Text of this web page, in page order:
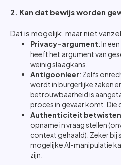
2. Kan dat bewijs worden
Dat is mogelijk, maar niet
Privacy-argument: In
heeft het argument van
weinig slaagkans.
Antigoonleer: Zelfs
wordt in burgerlijke zaken
betrouwbaarheid is
proces in gevaar komt. Die
Authenticiteit betwisten
opname in vraag stellen
context gehaald). Zeker
mogelijke AI-manipulatie
zijn.